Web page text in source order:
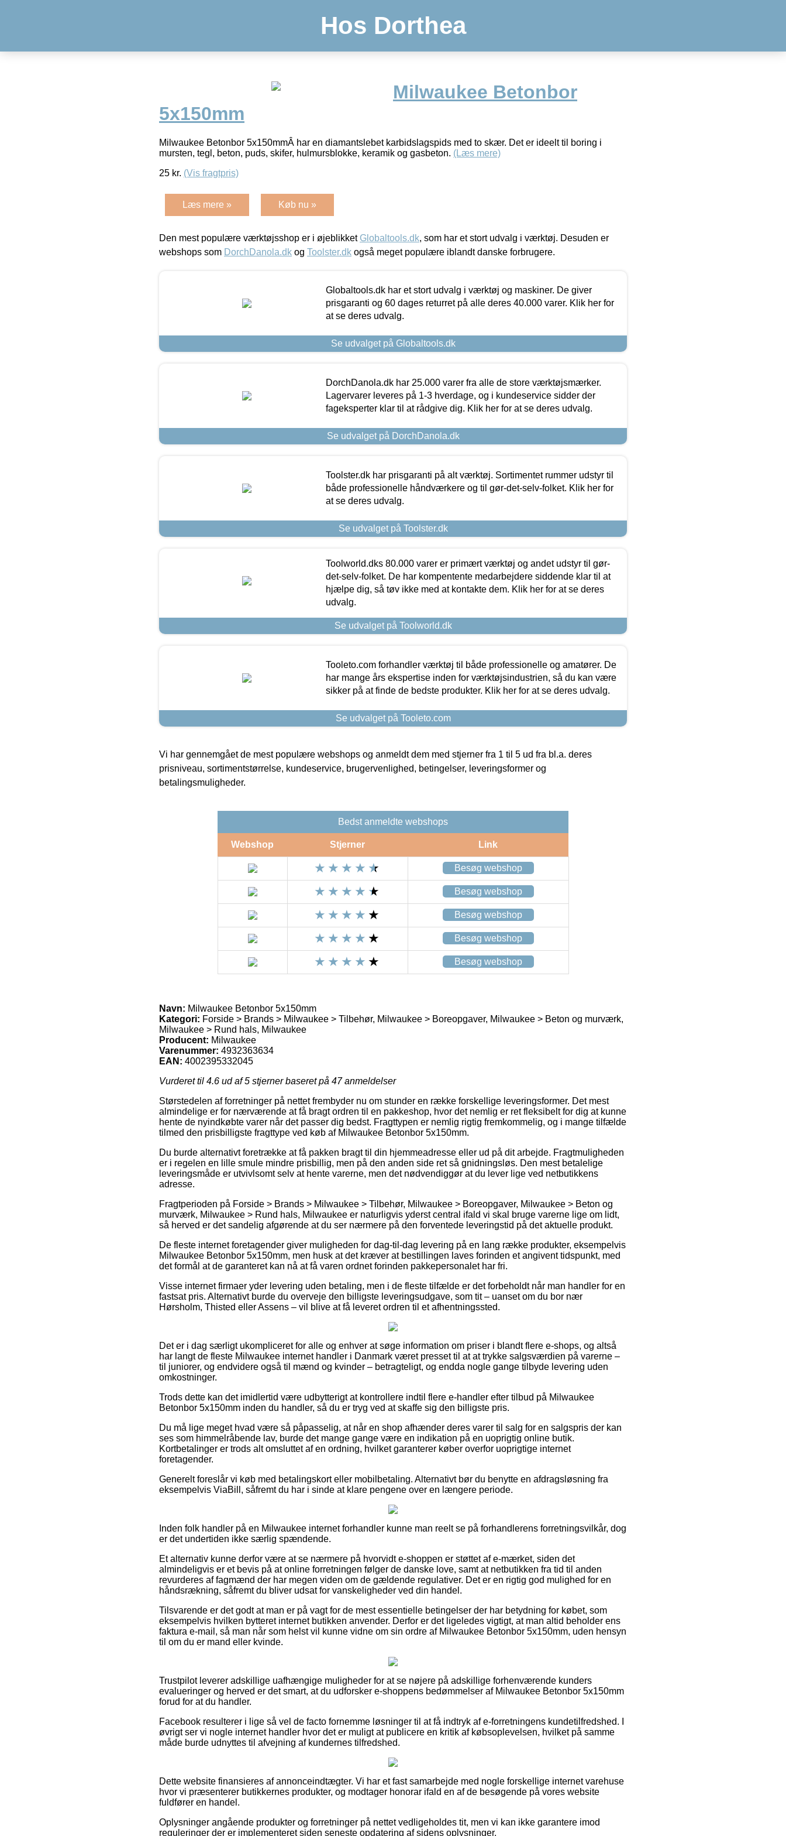
Hos Dorthea
Milwaukee Betonbor
5x150mm
Milwaukee Betonbor 5x150mmÂ har en diamantslebet karbidslagspids med to skær. Det er ideelt til boring i
mursten, tegl, beton, puds, skifer, hulmursblokke, keramik og gasbeton. (Læs mere)
25 kr. (Vis fragtpris)
Læs mere » Køb nu »
Den mest populære værktøjsshop er i øjeblikket Globaltools.dk, som har et stort udvalg i værktøj. Desuden er
webshops som DorchDanola.dk og Toolster.dk også meget populære iblandt danske forbrugere.
Globaltools.dk har et stort udvalg i værktøj og maskiner. De giver
prisgaranti og 60 dages returret på alle deres 40.000 varer. Klik her for
at se deres udvalg.
Se udvalget på Globaltools.dk
DorchDanola.dk har 25.000 varer fra alle de store værktøjsmærker.
Lagervarer leveres på 1-3 hverdage, og i kundeservice sidder der
fageksperter klar til at rådgive dig. Klik her for at se deres udvalg.
Se udvalget på DorchDanola.dk
Toolster.dk har prisgaranti på alt værktøj. Sortimentet rummer udstyr til
både professionelle håndværkere og til gør-det-selv-folket. Klik her for
at se deres udvalg.
Se udvalget på Toolster.dk
Toolworld.dks 80.000 varer er primært værktøj og andet udstyr til gør-
det-selv-folket. De har kompentente medarbejdere siddende klar til at
hjælpe dig, så tøv ikke med at kontakte dem. Klik her for at se deres
udvalg.
Se udvalget på Toolworld.dk
Tooleto.com forhandler værktøj til både professionelle og amatører. De
har mange års ekspertise inden for værktøjsindustrien, så du kan være
sikker på at finde de bedste produkter. Klik her for at se deres udvalg.
Se udvalget på Tooleto.com
Vi har gennemgået de mest populære webshops og anmeldt dem med stjerner fra 1 til 5 ud fra bl.a. deres
prisniveau, sortimentstørrelse, kundeservice, brugervenlighed, betingelser, leveringsformer og
betalingsmuligheder.
Bedst anmeldte webshops
Webshop Stjerner Link
Besøg webshop
Besøg webshop
Besøg webshop
Besøg webshop
Besøg webshop
Navn: Milwaukee Betonbor 5x150mm
Kategori: Forside > Brands > Milwaukee > Tilbehør, Milwaukee > Boreopgaver, Milwaukee > Beton og murværk,
Milwaukee > Rund hals, Milwaukee
Producent: Milwaukee
Varenummer: 4932363634
EAN: 4002395332045
Vurderet til 4.6 ud af 5 stjerner baseret på 47anmeldelser
Størstedelen af forretninger på nettet frembyder nu om stunder en række forskellige leveringsformer. Det mest
almindelige er for nærværende at få bragt ordren til en pakkeshop, hvor det nemlig er ret fleksibelt for dig at kunne
hente de nyindkøbte varer når det passer dig bedst. Fragttypen er nemlig rigtig fremkommelig, og i mange tilfælde
tilmed den prisbilligste fragttype ved køb af Milwaukee Betonbor 5x150mm.
Du burde alternativt foretrække at få pakken bragt til din hjemmeadresse eller ud på dit arbejde. Fragtmuligheden
er i regelen en lille smule mindre prisbillig, men på den anden side ret så gnidningsløs. Den mest betalelige
leveringsmåde er utvivlsomt selv at hente varerne, men det nødvendiggør at du lever lige ved netbutikkens
adresse.
Fragtperioden på Forside > Brands > Milwaukee > Tilbehør, Milwaukee > Boreopgaver, Milwaukee > Beton og
murværk, Milwaukee > Rund hals, Milwaukee er naturligvis yderst central ifald vi skal bruge varerne lige om lidt,
så herved er det sandelig afgørende at du ser nærmere på den forventede leveringstid på det aktuelle produkt.
De fleste internet foretagender giver muligheden for dag-til-dag levering på en lang række produkter, eksempelvis
Milwaukee Betonbor 5x150mm, men husk at det kræver at bestillingen laves forinden et angivent tidspunkt, med
det formål at de garanteret kan nå at få varen ordnet forinden pakkepersonalet har fri.
Visse internet firmaer yder levering uden betaling, men i de fleste tilfælde er det forbeholdt når man handler for en
fastsat pris. Alternativt burde du overveje den billigste leveringsudgave, som tit – uanset om du bor nær
Hørsholm, Thisted eller Assens – vil blive at få leveret ordren til et afhentningssted.
Det er i dag særligt ukompliceret for alle og enhver at søge information om priser i blandt flere e-shops, og altså
har langt de fleste Milwaukee internet handler i Danmark været presset til at at trykke salgsværdien på varerne –
til juniorer, og endvidere også til mænd og kvinder – betragteligt, og endda nogle gange tilbyde levering uden
omkostninger.
Trods dette kan det imidlertid være udbytterigt at kontrollere indtil flere e-handler efter tilbud på Milwaukee
Betonbor 5x150mm inden du handler, så du er tryg ved at skaffe sig den billigste pris.
Du må lige meget hvad være så påpasselig, at når en shop afhænder deres varer til salg for en salgspris der kan
ses som himmelråbende lav, burde det mange gange være en indikation på en uoprigtig online butik.
Kortbetalinger er trods alt omsluttet af en ordning, hvilket garanterer køber overfor uoprigtige internet
foretagender.
Generelt foreslår vi køb med betalingskort eller mobilbetaling. Alternativt bør du benytte en afdragsløsning fra
eksempelvis ViaBill, såfremt du har i sinde at klare pengene over en længere periode.
Inden folk handler på en Milwaukee internet forhandler kunne man reelt se på forhandlerens forretningsvilkår, dog
er det undertiden ikke særlig spændende.
Et alternativ kunne derfor være at se nærmere på hvorvidt e-shoppen er støttet af e-mærket, siden det
almindeligvis er et bevis på at online forretningen følger de danske love, samt at netbutikken fra tid til anden
revurderes af fagmænd der har megen viden om de gældende regulativer. Det er en rigtig god mulighed for en
håndsrækning, såfremt du bliver udsat for vanskeligheder ved din handel.
Tilsvarende er det godt at man er på vagt for de mest essentielle betingelser der har betydning for købet, som
eksempelvis hvilken bytteret internet butikken anvender. Derfor er det ligeledes vigtigt, at man altid beholder ens
faktura e-mail, så man når som helst vil kunne vidne om sin ordre af Milwaukee Betonbor 5x150mm, uden hensyn
til om du er mand eller kvinde.
Trustpilot leverer adskillige uafhængige muligheder for at se nøjere på adskillige forhenværende kunders
evalueringer og herved er det smart, at du udforsker e-shoppens bedømmelser af Milwaukee Betonbor 5x150mm
forud for at du handler.
Facebook resulterer i lige så vel de facto fornemme løsninger til at få indtryk af e-forretningens kundetilfredshed. I
øvrigt ser vi nogle internet handler hvor det er muligt at publicere en kritik af købsoplevelsen, hvilket på samme
måde burde udnyttes til afvejning af kundernes tilfredshed.
Dette website finansieres af annonceindtægter. Vi har et fast samarbejde med nogle forskellige internet varehuse
hvor vi præsenterer butikkernes produkter, og modtager honorar ifald en af de besøgende på vores website
fuldfører en handel.
Oplysninger angående produkter og forretninger på nettet vedligeholdes tit, men vi kan ikke garantere imod
reguleringer der er implementeret siden seneste opdatering af sidens oplysninger.